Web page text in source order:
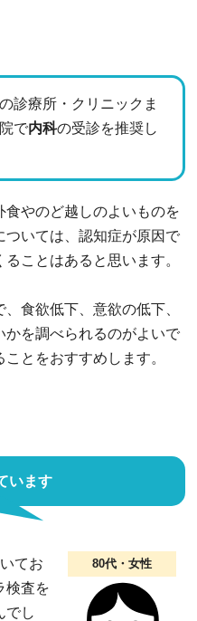
診療所・クリニックま
で内科の受診を推奨し
やのど越しのよいものを
いては、認知症が原因で
ことはあると思います。
食欲低下、意欲の低下、
を調べられるのがよいで
とをおすすめします。
います
80代・女性
てお
検査を
でし